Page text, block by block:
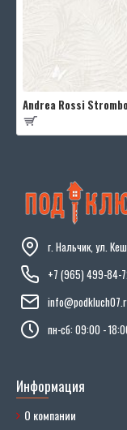
г. Нальчик, ул.
+7 (965) 499-84-
пн-сб: 09:00 -
Информация
О компании